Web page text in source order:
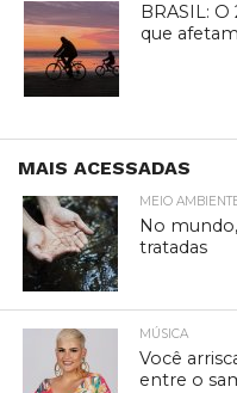
BRASIL:
que
MAIS ACESSADAS
MEIO
No mundo,
tratadas
MÚSICA
Você
entre o